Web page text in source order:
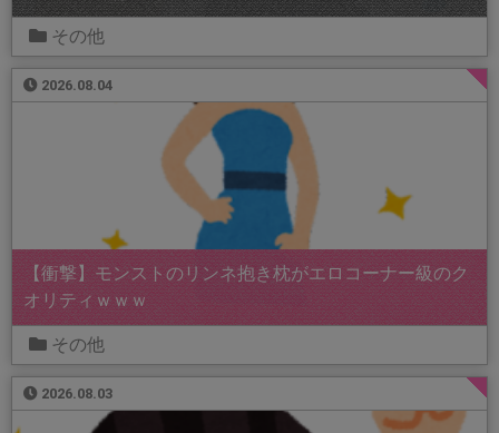
その他
2026.08.04
【衝撃】モンストのリンネ抱き枕がエロコーナー級のク
オリティｗｗｗ
その他
2026.08.03